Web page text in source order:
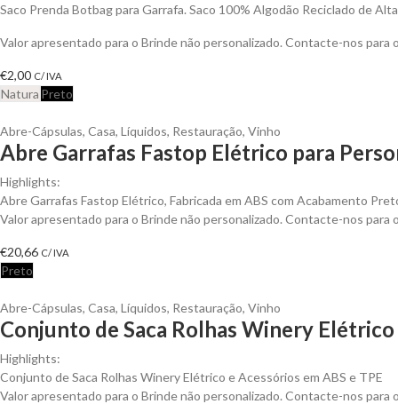
Saco Prenda Botbag para Garrafa. Saco 100% Algodão Reciclado de
Valor apresentado para o Brinde não personalizado. Contacte-nos
€2,00 C/ IVA
Natura Preto
Abre-Cápsulas, Casa, Líquidos, Restauração, Vinho
Abre Garrafas Fastop Elétrico para
Highlights:
Abre Garrafas Fastop Elétrico, Fabricada em ABS com Acabamento
Valor apresentado para o Brinde não personalizado. Contacte-nos
€20,66 C/ IVA
Preto
Abre-Cápsulas, Casa, Líquidos, Restauração, Vinho
Conjunto de Saca Rolhas Winery
Highlights:
Conjunto de Saca Rolhas Winery Elétrico e Acessórios em ABS e TPE
Valor apresentado para o Brinde não personalizado. Contacte-nos